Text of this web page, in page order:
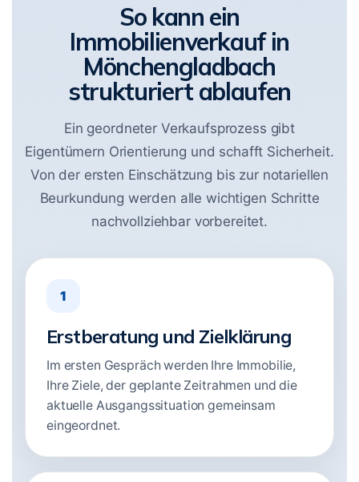
So kann ein
Immobilienverkauf in
Mönchengladbach
strukturiert ablaufen
Ein geordneter Verkaufsprozess gibt
Eigentümern Orientierung und schafft Sicherheit.
Von der ersten Einschätzung bis zur notariellen
Beurkundung werden alle wichtigen Schritte
nachvollziehbar vorbereitet.
1
Erstberatung und Zielklärung
Im ersten Gespräch werden Ihre Immobilie,
Ihre Ziele, der geplante Zeitrahmen und die
aktuelle Ausgangssituation gemeinsam
eingeordnet.